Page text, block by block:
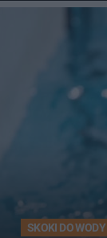
SKOKI DO WODY